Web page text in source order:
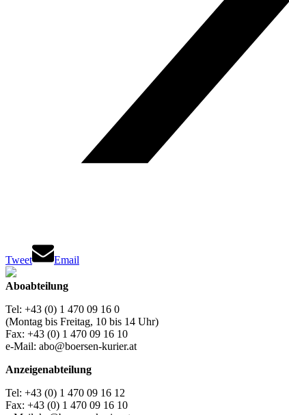
Tweet Email
Aboabteilung
Tel: +43 (0) 1 470 09 16 0
(Montag bis Freitag, 10 bis 14 Uhr)
Fax: +43 (0) 1 470 09 16 10
e-Mail: abo@boersen-kurier.at
Anzeigenabteilung
Tel: +43 (0) 1 470 09 16 12
Fax: +43 (0) 1 470 09 16 10